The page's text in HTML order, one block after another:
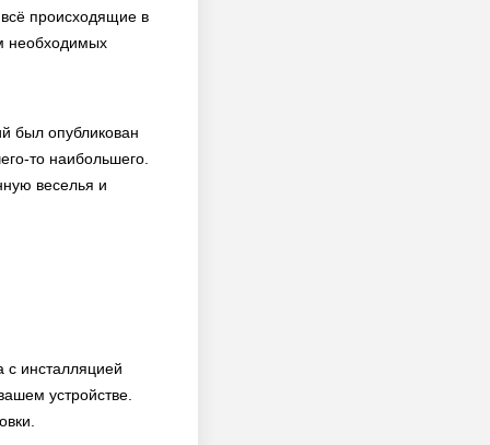
происходящие в
необходимых
был опубликован
то наибольшего.
веселья и
с инсталляцией
устройстве.